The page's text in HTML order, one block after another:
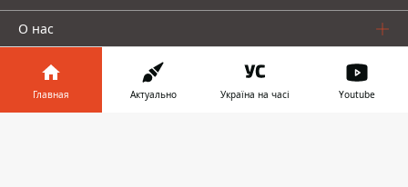
О нас
Главная Актуально Україна на часі Youtube